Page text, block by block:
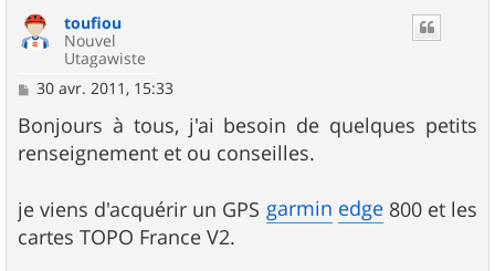
toufiou
Nouvel
Utagawiste
M
s
s
a
30 avr. 2011, 15:33
Bonjours à tous, j'ai besoin de quelques petits
renseignement et ou conseilles.
je viens d'acquérir un GPS garmin edge800 et les
cartes TOPO France V2.